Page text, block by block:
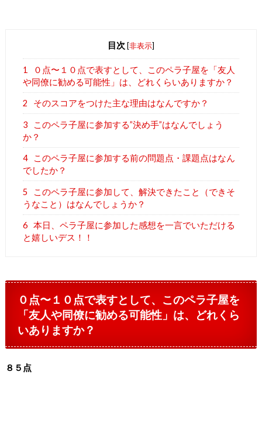
目次 [非表示]
1
０点〜１０点で表すとして、このペラ子屋を「友人
や同僚に勧める可能性」は、どれくらいありますか？
2 そのスコアをつけた主な理由はなんですか？
3
このペラ子屋に参加する”決め手”はなんでしょう
か？
4
このペラ子屋に参加する前の問題点・課題点はなん
でしたか？
5
このペラ子屋に参加して、解決できたこと（できそ
うなこと）はなんでしょうか？
6 本日、ペラ子屋に参加した感想を一言でいただける
と嬉しいデス！！
０点〜１０点で表すとして、このペラ子屋を
「友人や同僚に勧める可能性」は、どれくら
いありますか？
８５点